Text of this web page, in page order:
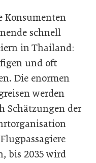
Konsumenten
schnell
in Thailand:
und oft
Die enormen
werden
Schätzungen der
bis 2035 wird